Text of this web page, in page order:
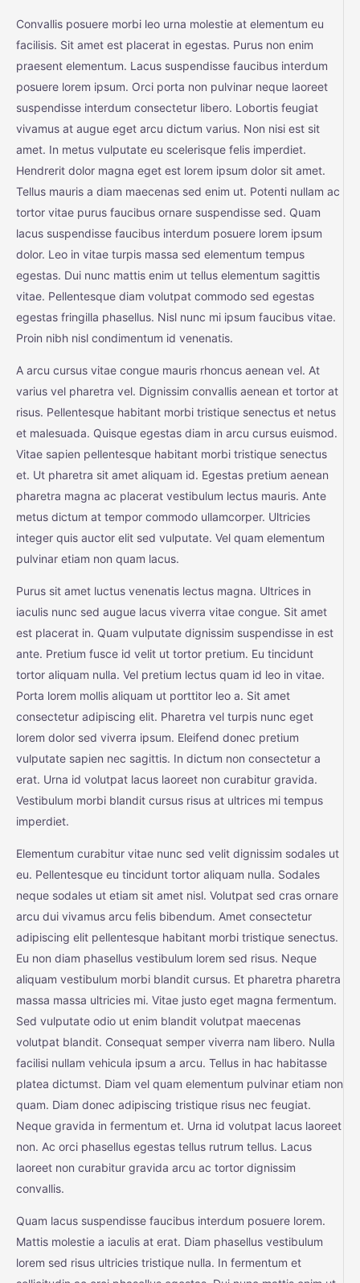
Convallis posuere morbi leo urna molestie at elementum eu
facilisis. Sit amet est placerat in egestas. Purus non enim
praesent elementum. Lacus suspendisse faucibus interdum
posuere lorem ipsum. Orci porta non pulvinar neque laoreet
suspendisse interdum consectetur libero. Lobortis feugiat
vivamus at augue eget arcu dictum varius. Non nisi est sit
amet. In metus vulputate eu scelerisque felis imperdiet.
Hendrerit dolor magna eget est lorem ipsum dolor sit amet.
Tellus mauris a diam maecenas sed enim ut. Potenti nullam ac
tortor vitae purus faucibus ornare suspendisse sed. Quam
lacus suspendisse faucibus interdum posuere lorem ipsum
dolor. Leo in vitae turpis massa sed elementum tempus
egestas. Dui nunc mattis enim ut tellus elementum sagittis
vitae. Pellentesque diam volutpat commodo sed egestas
egestas fringilla phasellus. Nisl nunc mi ipsum faucibus vitae.
Proin nibh nisl condimentum id venenatis.
A arcu cursus vitae congue mauris rhoncus aenean vel. At
varius vel pharetra vel. Dignissim convallis aenean et tortor at
risus. Pellentesque habitant morbi tristique senectus et netus
et malesuada. Quisque egestas diam in arcu cursus euismod.
Vitae sapien pellentesque habitant morbi tristique senectus
et. Ut pharetra sit amet aliquam id. Egestas pretium aenean
pharetra magna ac placerat vestibulum lectus mauris. Ante
metus dictum at tempor commodo ullamcorper. Ultricies
integer quis auctor elit sed vulputate. Vel quam elementum
pulvinar etiam non quam lacus.
Purus sit amet luctus venenatis lectus magna. Ultrices in
iaculis nunc sed augue lacus viverra vitae congue. Sit amet
est placerat in. Quam vulputate dignissim suspendisse in est
ante. Pretium fusce id velit ut tortor pretium. Eu tincidunt
tortor aliquam nulla. Vel pretium lectus quam id leo in vitae.
Porta lorem mollis aliquam ut porttitor leo a. Sit amet
consectetur adipiscing elit. Pharetra vel turpis nunc eget
lorem dolor sed viverra ipsum. Eleifend donec pretium
vulputate sapien nec sagittis. In dictum non consectetur a
erat. Urna id volutpat lacus laoreet non curabitur gravida.
Vestibulum morbi blandit cursus risus at ultrices mi tempus
imperdiet.
Elementum curabitur vitae nunc sed velit dignissim sodales ut
eu. Pellentesque eu tincidunt tortor aliquam nulla. Sodales
neque sodales ut etiam sit amet nisl. Volutpat sed cras ornare
arcu dui vivamus arcu felis bibendum. Amet consectetur
adipiscing elit pellentesque habitant morbi tristique senectus.
Eu non diam phasellus vestibulum lorem sed risus. Neque
aliquam vestibulum morbi blandit cursus. Et pharetra pharetra
massa massa ultricies mi. Vitae justo eget magna fermentum.
Sed vulputate odio ut enim blandit volutpat maecenas
volutpat blandit. Consequat semper viverra nam libero. Nulla
facilisi nullam vehicula ipsum a arcu. Tellus in hac habitasse
platea dictumst. Diam vel quam elementum pulvinar etiam non
quam. Diam donec adipiscing tristique risus nec feugiat.
Neque gravida in fermentum et. Urna id volutpat lacus laoreet
non. Ac orci phasellus egestas tellus rutrum tellus. Lacus
laoreet non curabitur gravida arcu ac tortor dignissim
convallis.
Quam lacus suspendisse faucibus interdum posuere lorem.
Mattis molestie a iaculis at erat. Diam phasellus vestibulum
lorem sed risus ultricies tristique nulla. In fermentum et